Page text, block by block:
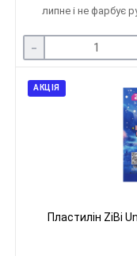
липне і не фарбує
-
АКЦІЯ
Пластилін ZiBi